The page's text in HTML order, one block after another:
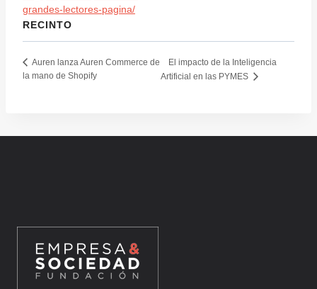
grandes-lectores-pagina/
RECINTO
Auren lanza Auren Commerce de
la mano de Shopify
El impacto de la Inteligencia
Artificial en las PYMES